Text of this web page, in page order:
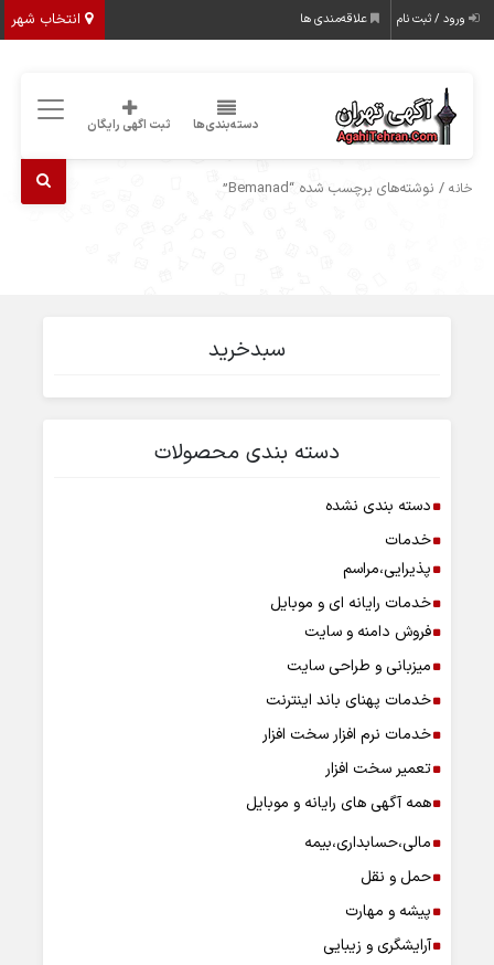
انتخاب شهر ورود / ثبت نام علاقه‌مندی ها
دسته‌بندی‌ها ثبت اگهی رایگان
خانه / نوشته‌های برچسب شده “Bemanad”
سبدخرید
دسته بندی محصولات
دسته بندی نشده
خدمات
پذیرایی،مراسم
خدمات رایانه ای و موبایل
فروش دامنه و سایت
میزبانی و طراحی سایت
خدمات پهنای باند اینترنت
خدمات نرم افزار سخت افزار
تعمیر سخت افزار
همه آگهی های رایانه و موبایل
مالی،حسابداری،بیمه
حمل و نقل
پیشه و مهارت
آرایشگری و زیبایی